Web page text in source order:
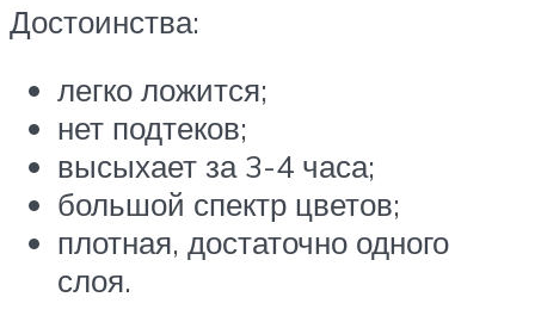
Достоинства:
легко ложится;
нет подтеков;
высыхает за 3-4 часа;
большой спектр цветов;
плотная, достаточно одного
слоя.